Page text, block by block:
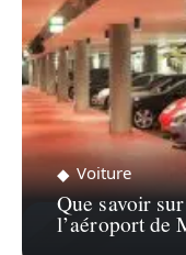
Voiture
Que savoir
l’aéroport de